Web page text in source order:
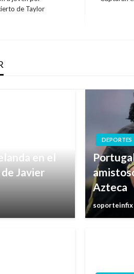
de Taylor
en el
Javier
DEPORTES
Azteca
soporteinfix